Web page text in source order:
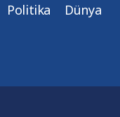
Politika Dünya